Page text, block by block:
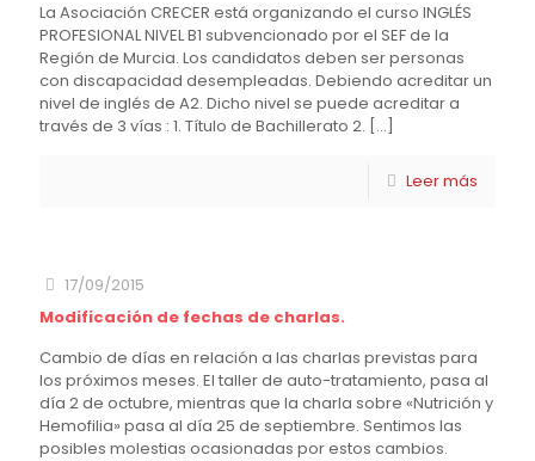
La Asociación CRECER está organizando el curso INGLÉS
PROFESIONAL NIVEL B1 subvencionado por el SEF de la
Región de Murcia. Los candidatos deben ser personas
con discapacidad desempleadas. Debiendo acreditar un
nivel de inglés de A2. Dicho nivel se puede acreditar a
través de 3 vías : 1. Título de Bachillerato 2. […]
Leer más
17/09/2015
Modificación de fechas de charlas.
Cambio de días en relación a las charlas previstas para
los próximos meses. El taller de auto-tratamiento, pasa al
día 2 de octubre, mientras que la charla sobre «Nutrición y
Hemofilia» pasa al día 25 de septiembre. Sentimos las
posibles molestias ocasionadas por estos cambios.